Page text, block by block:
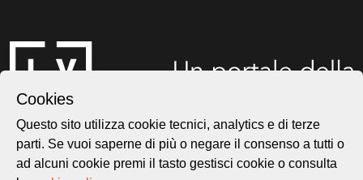
Città di Lugano
Cookies
Questo sito utilizza cookie tecnici, analytics e di terze
parti. Se vuoi saperne di più o negare il consenso a tutti o
ad alcuni cookie premi il tasto gestisci cookie o consulta